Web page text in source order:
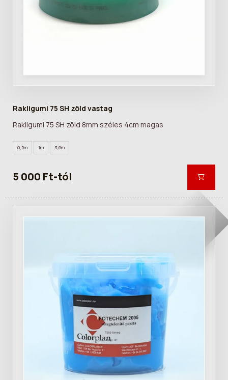
Rakligumi 75 SH zöld vastag
Rakligumi 75 SH zöld 8mm széles 4cm magas
0,5m 1m 3,6m
5 000 Ft-tól